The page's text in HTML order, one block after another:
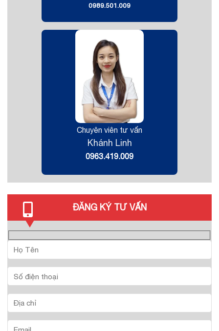
0989.501.009
Chuyên viên tư vấn
Khánh Linh
0963.419.009
ĐĂNG KÝ TƯ VẤN